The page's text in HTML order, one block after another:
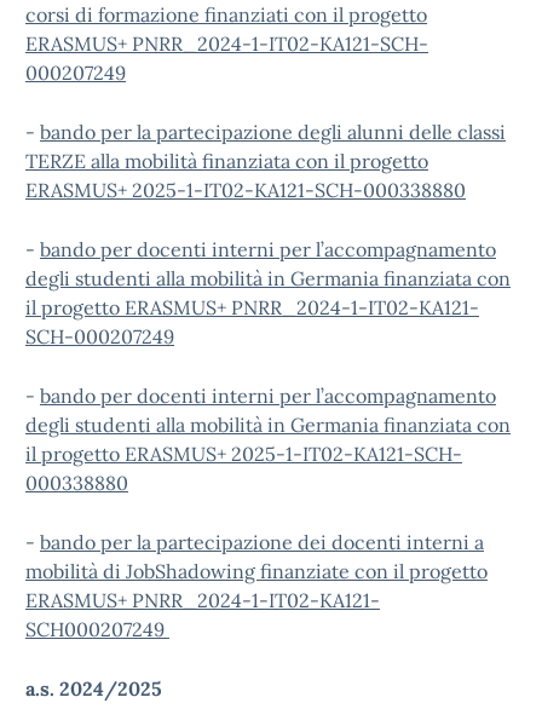
corsi di formazione finanziati con il progetto
ERASMUS+ PNRR_2024-1-IT02-KA121-SCH-
000207249
- bando per la partecipazione degli alunni delle classi
TERZE alla mobilità finanziata con il progetto
ERASMUS+ 2025-1-IT02-KA121-SCH-000338880
- bando per docenti interni per l’accompagnamento
degli studenti alla mobilità in Germania finanziata con
il progetto ERASMUS+ PNRR_2024-1-IT02-KA121-
SCH-000207249
- bando per docenti interni per l’accompagnamento
degli studenti alla mobilità in Germania finanziata con
il progetto ERASMUS+ 2025-1-IT02-KA121-SCH-
000338880
- bando per la partecipazione dei docenti interni a
mobilità di JobShadowing finanziate con il progetto
ERASMUS+ PNRR_2024-1-IT02-KA121-
SCH000207249
a.s. 2024/2025